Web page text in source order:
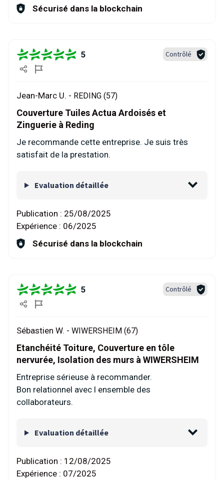
Sécurisé dans la blockchain
5 Contrôlé
Jean-Marc U. - REDING (57)
Couverture Tuiles Actua Ardoisés et
Zinguerie à Reding
Je recommande cette entreprise. Je suis très
satisfait de la prestation.
Evaluation détaillée
Publication : 25/08/2025
Expérience : 06/2025
Sécurisé dans la blockchain
5 Contrôlé
Sébastien W. - WIWERSHEIM (67)
Etanchéité Toiture, Couverture en tôle
nervurée, Isolation des murs à WIWERSHEIM
Entreprise sérieuse à recommander.
Bon relationnel avec l ensemble des
collaborateurs.
Evaluation détaillée
Publication : 12/08/2025
Expérience : 07/2025